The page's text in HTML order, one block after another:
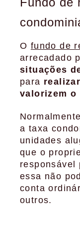
O fundo de
arrecadado
situações
para
valorizem o
a taxa
unidades
que o
responsável
essa não
conta
outros.